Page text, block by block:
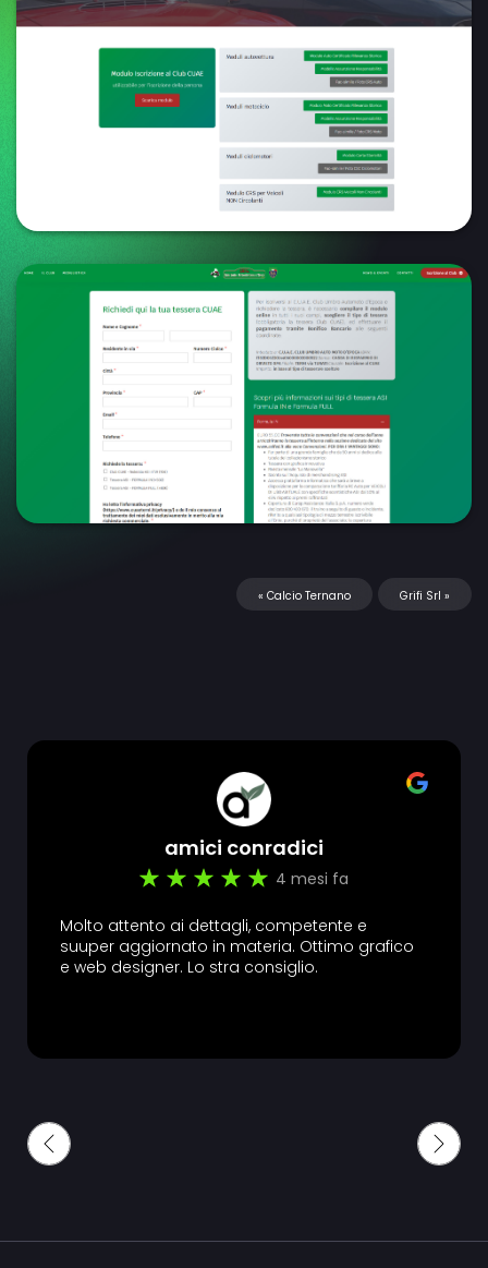
« Calcio Ternano Grifi Srl »
amici conradici
4 mesi fa
Molto attento ai dettagli, competente e
suuper aggiornato in materia. Ottimo grafico
e web designer. Lo stra consiglio.